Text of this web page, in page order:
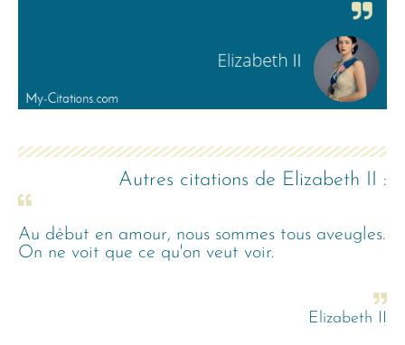
Autres citations de Elizabeth II :
Au début en amour, nous sommes tous aveugles.
On ne voit que ce qu'on veut voir.
Elizabeth II